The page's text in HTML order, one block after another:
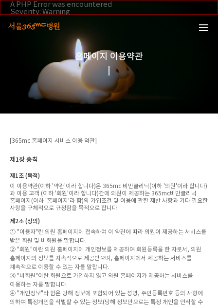
A PHP Error was encountered
Severity: Warning
Filename: _inc/header_body.php
Line Number: 108
/home/suction/public_html/application/views/mobile/
Function: _error_handler
/home/suction/public_html/application/views/mobile/
Line: 295
Function: include
/home/suction/public_html/application/core/
/home/suction/public_html/application/controllers/
Function: view_print
File: /home/suction/public_html/index.php
Line: 327
Function: require_once
본문 바로가기
홈페이지 이용약관
[365mc 홈페이지 서비스 이용 약관]
제1장 총칙
제1조 (목적)
이 이용약관(이하 '약관'이라 합니다)은 365mc 비만클리닉(이하 '의원'이라 합니다)
과 이용 고객 (이하 '회원'이라 합니다)간에 의원이 제공하는 365mc비만클리닉
홈페이지(이하 '홈페이지'라 함)의 가입조건 및 이용에 관한 제반 사항과 기타 필요한
사항을 구체적으로 규정함을 목적으로 합니다.
제2조 (정의)
① "이용자"란 의원 홈페이지에 접속하여 이 약관에 따라 의원이 제공하는 서비스를
받은 회원 및 비회원을 말합니다.
② "회원"이란 의원 홈페이지에 개인정보를 제공하여 회원등록을 한 자로서, 의원
홈페이지의 정보를 지속적으로 제공받으며, 홈페이지에서 제공하는 서비스를
계속적으로 이용할 수 있는 자를 말합니다.
③ "비회원"이란 회원으로 가입하지 않고 의원 홈페이지가 제공하는 서비스를
이용하는 자를 말합니다.
④ "개인정보"라 함은 당해 정보에 포함되어 있는 성명, 주민등록번호 등의 사항에
의하여 특정개인을 식별할 수 있는 정보(당해 정보만으로는 특정 개인을 인식할 수